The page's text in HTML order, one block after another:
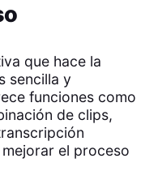
que hace la
sencilla y
funciones como
de clips,
el proceso